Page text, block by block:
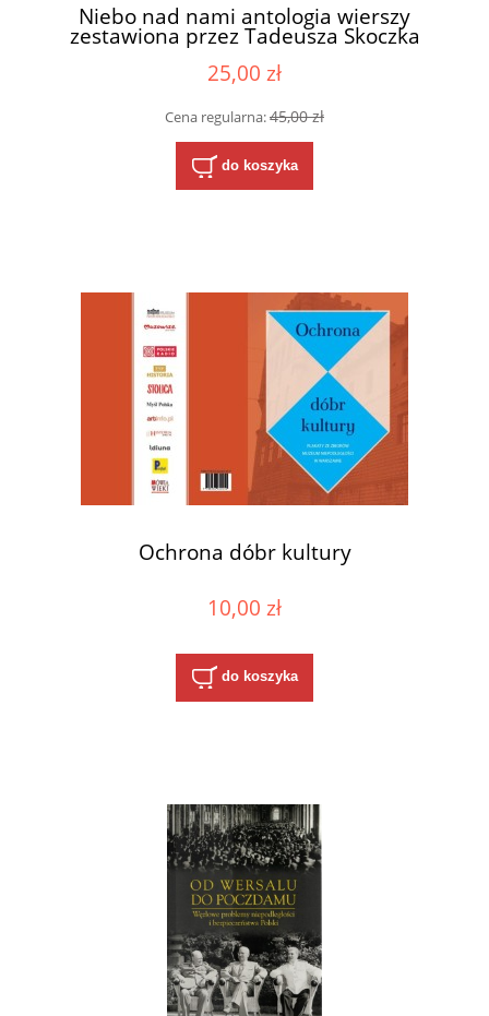
Niebo nad nami antologia wierszy
zestawiona przez Tadeusza Skoczka
25,00 zł
Cena regularna:45,00 zł
do koszyka
Ochrona dóbr kultury
10,00 zł
do koszyka